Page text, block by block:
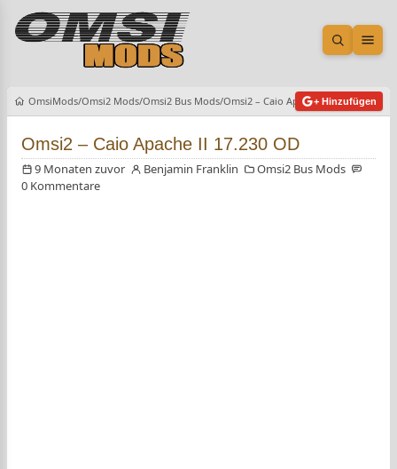
Suche
OmsiMods Omsi2 Mods Omsi2 Bus Mods Omsi2 – Caio Apache II 17.230 OD
+ Hinzufügen
Omsi2 – Caio Apache II 17.230 OD
9 Monaten zuvor Benjamin Franklin
Omsi2 Bus Mods
0 Kommentare